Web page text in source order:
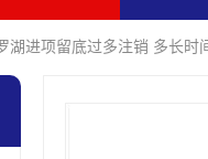
湖进项留底过多注销 多长时